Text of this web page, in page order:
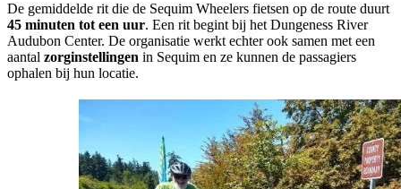
De gemiddelde rit die de Sequim Wheelers fietsen op de route duurt
45 minuten tot een uur. Een rit begint bij het Dungeness River
Audubon Center. De organisatie werkt echter ook samen met een
aantal zorginstellingen in Sequim en ze kunnen de passagiers
ophalen bij hun locatie.